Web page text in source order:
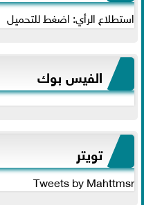
استطلاع الرأي: اضغط للتحميل
الفيس بوك
تويتر
Tweets by Mahttmsr